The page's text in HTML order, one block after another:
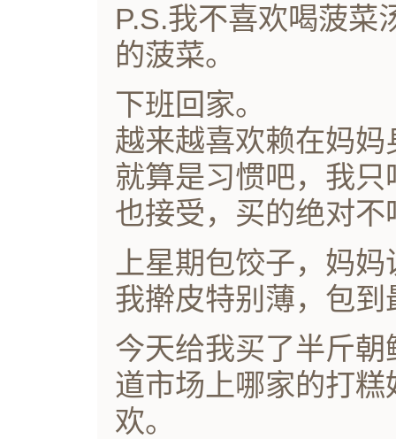
P.S.我不喜欢喝菠菜
的菠菜。
下班回家。
越来越喜欢赖在妈妈
就算是习惯吧，我
也接受，买的绝对不
上星期包饺子，妈
我擀皮特别薄，包
今天给我买了半斤
道市场上哪家的打
欢。